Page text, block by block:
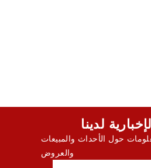
حول الأحداث والمبيعات
والعروض